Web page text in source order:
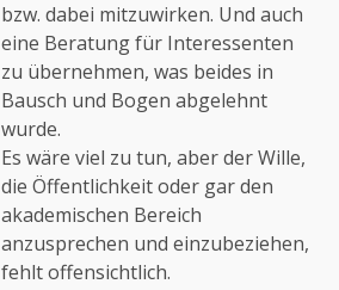
bzw. dabei mitzuwirken. Und auch
eine Beratung für Interessenten
zu übernehmen, was beides in
Bausch und Bogen abgelehnt
wurde.
Es wäre viel zu tun, aber der Wille,
die Öffentlichkeit oder gar den
akademischen Bereich
anzusprechen und einzubeziehen,
fehlt offensichtlich.